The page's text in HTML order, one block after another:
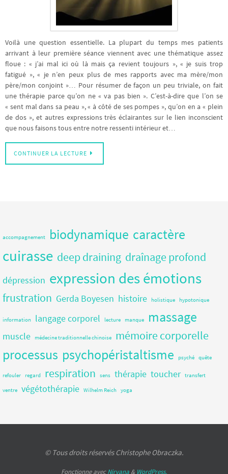
Voilà une question essentielle. La plupart du temps mes patients
arrivant à leur première séance viennent avec une thématique assez
floue : « j’ai mal ici où là mais ça revient toujours », « je suis trop
fatigué », « je n’en peux plus de mes rapports avec ma mère/mon
père/mon conjoint »… Pour résumer de façon un peu triviale, on fait
une thérapie parce qu’on ne « va pas bien ». C’est-à-dire que l’on se
« sent mal dans sa peau », « à côté de ses pompes », qu’on en a « plein
de dos », et autres expressions très éclairantes sur le lien inconscient
que nous faisons tous entre notre ressenti intérieur et…
CONTINUER LA LECTURE
accompagnement biodynamique caractère
cuirasse deep draining draînage profond
dépression expression des émotions
frustration Gerda Boyesen histoire holistique hypotonique
information langage corporel lecture manque massage
muscle médecine traditionnelle chinoise mémoire corporelle
processus psychopéristaltisme psyché quête
refouler regard respiration sens thérapie toucher transfert
ventre végétothérapie Wilhelm Reich yoga
© Tous droits réservés Christophe Obraczka.
Fonctionne avecNirvana & WordPress.